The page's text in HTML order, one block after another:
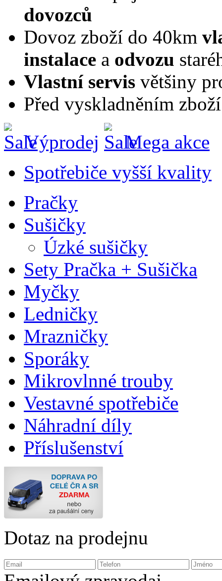
dovozců
Dovoz zboží do 40km
instalace a odvozu
Vlastní servis většiny
Před vyskladněním
Výprodej
Mega akce
Spotřebiče vyšší kvality
Pračky
Sušičky
Úzké sušičky
Sety Pračka + Sušička
Myčky
Ledničky
Mrazničky
Sporáky
Mikrovlnné trouby
Vestavné spotřebiče
Náhradní díly
Příslušenství
Dotaz na prodejnu